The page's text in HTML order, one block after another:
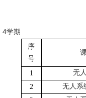
4学期
序
号
1
无
2
无人系